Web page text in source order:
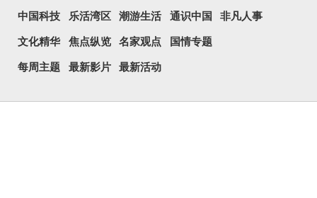
中国科技 乐活湾区 潮游生活 通识中国 非凡人事
文化精华 焦点纵览 名家观点 国情专题
每周主题 最新影片 最新活动